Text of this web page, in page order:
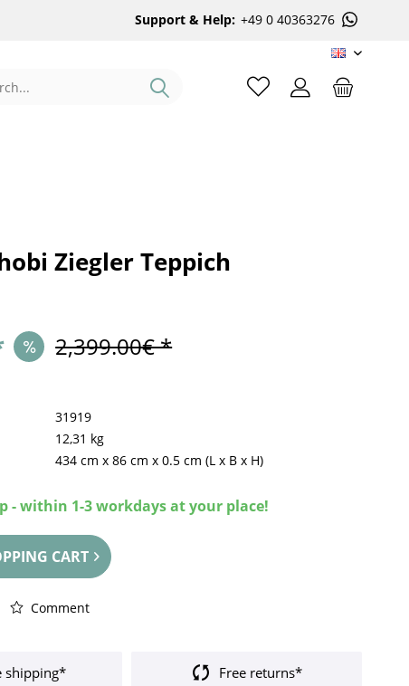
Support & Help: +49 0 40363276
EN
Ziegler Teppich
2,399.00€ *
31919
12,31 kg
434 cm x86 cm x0.5 cm (L x B x H)
- within 1-3 workdays at your place!
CART
Comment
shipping* Free returns*